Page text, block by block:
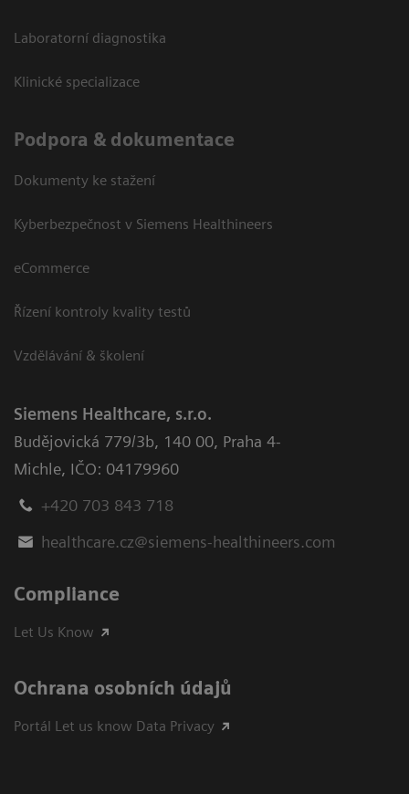
Laboratorní diagnostika
Klinické specializace
Podpora & dokumentace
Dokumenty ke stažení
Kyberbezpečnost v Siemens Healthineers
eCommerce
Řízení kontroly kvality testů
Vzdělávání & školení
Siemens Healthcare, s.r.o.
Budějovická 779/3b, 140 00, Praha 4-
Michle, IČO: 04179960
+420 703 843 718
healthcare.cz@siemens-healthineers.com
Compliance
Let Us Know
Ochrana osobních údajů
Portál Let us know Data Privacy